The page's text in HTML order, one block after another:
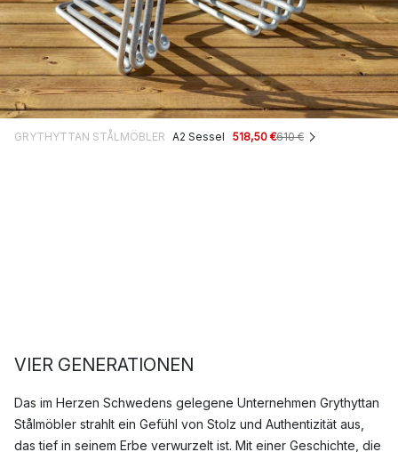
GRYTHYTTAN STÅLMÖBLER A2 Sessel 518,50 €610 €
VIER GENERATIONEN
Das im Herzen Schwedens gelegene Unternehmen Grythyttan
Stålmöbler strahlt ein Gefühl von Stolz und Authentizität aus,
das tief in seinem Erbe verwurzelt ist. Mit einer Geschichte, die